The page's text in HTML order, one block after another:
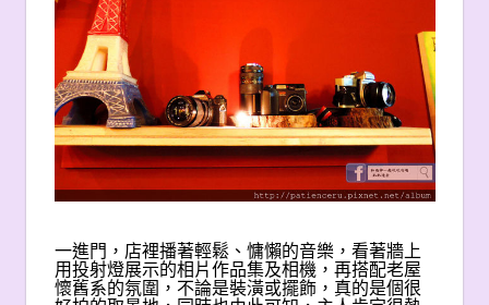
一進門，店裡播著輕鬆、慵懶的音樂，看著牆上
用投射燈展示的相片作品集及相機，再搭配老屋
懷舊系的氛圍，不論是裝潢或擺飾，真的是個很